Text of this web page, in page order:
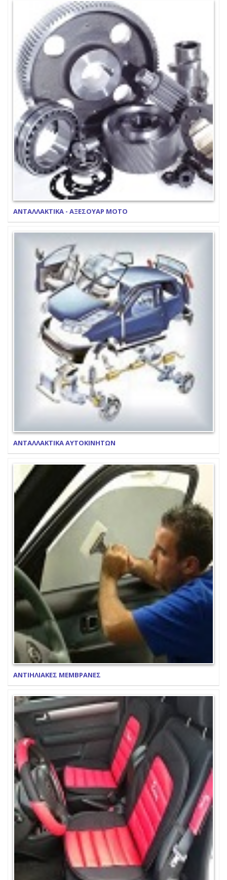
ΑΝΤΑΛΛΑΚΤΙΚΑ - ΑΞΕΣΟΥΑΡ ΜΟΤΟ
ΑΝΤΑΛΛΑΚΤΙΚΑ ΑΥΤΟΚΙΝΗΤΩΝ
ΑΝΤΙΗΛΙΑΚΕΣ ΜΕΜΒΡΑΝΕΣ